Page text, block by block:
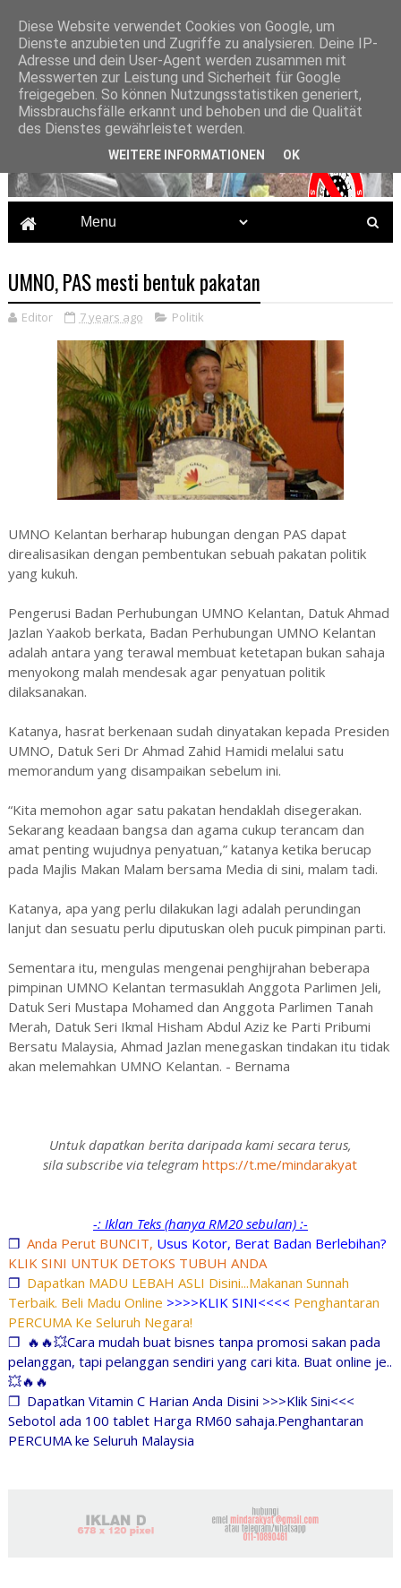
UMNO, PAS mesti bentuk pakatan
Editor 7 years ago Politik
UMNO Kelantan berharap hubungan dengan PAS dapat
direalisasikan dengan pembentukan sebuah pakatan politik
yang kukuh.
Pengerusi Badan Perhubungan UMNO Kelantan, Datuk Ahmad
Jazlan Yaakob berkata, Badan Perhubungan UMNO Kelantan
adalah antara yang terawal membuat ketetapan bukan sahaja
menyokong malah mendesak agar penyatuan politik
dilaksanakan.
Katanya, hasrat berkenaan sudah dinyatakan kepada Presiden
UMNO, Datuk Seri Dr Ahmad Zahid Hamidi melalui satu
memorandum yang disampaikan sebelum ini.
“Kita memohon agar satu pakatan hendaklah disegerakan.
Sekarang keadaan bangsa dan agama cukup terancam dan
amat penting wujudnya penyatuan,” katanya ketika berucap
pada Majlis Makan Malam bersama Media di sini, malam tadi.
Katanya, apa yang perlu dilakukan lagi adalah perundingan
lanjut dan sesuatu perlu diputuskan oleh pucuk pimpinan parti.
Sementara itu, mengulas mengenai penghijrahan beberapa
pimpinan UMNO Kelantan termasuklah Anggota Parlimen Jeli,
Datuk Seri Mustapa Mohamed dan Anggota Parlimen Tanah
Merah, Datuk Seri Ikmal Hisham Abdul Aziz ke Parti Pribumi
Bersatu Malaysia, Ahmad Jazlan menegaskan tindakan itu tidak
akan melemahkan UMNO Kelantan. - Bernama
Untuk dapatkan berita daripada kami secara terus,
sila subscribe via telegram https://t.me/mindarakyat
-: Iklan Teks (hanya RM20 sebulan) :-
❐ Anda Perut BUNCIT, Usus Kotor, Berat Badan Berlebihan?
KLIK SINI UNTUK DETOKS TUBUH ANDA
❐ Dapatkan MADU LEBAH ASLI Disini...Makanan Sunnah
Terbaik. Beli Madu Online >>>>KLIK SINI<<<< Penghantaran
PERCUMA Ke Seluruh Negara!
❐ 🔥🔥💥Cara mudah buat bisnes tanpa promosi sakan pada
pelanggan, tapi pelanggan sendiri yang cari kita. Buat online je..
💥🔥🔥
❐ Dapatkan Vitamin C Harian Anda Disini >>>Klik Sini<<<
Sebotol ada 100 tablet Harga RM60 sahaja.Penghantaran
PERCUMA ke Seluruh Malaysia
Diese Website verwendet Cookies von Google, um
Dienste anzubieten und Zugriffe zu analysieren. Deine IP-
Adresse und dein User-Agent werden zusammen mit
Messwerten zur Leistung und Sicherheit für Google
freigegeben. So können Nutzungsstatistiken generiert,
Missbrauchsfälle erkannt und behoben und die Qualität
des Dienstes gewährleistet werden.
WEITERE INFORMATIONEN OK